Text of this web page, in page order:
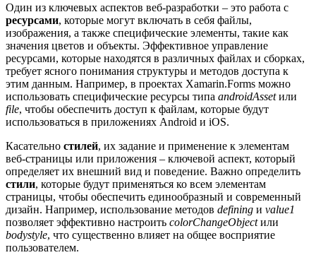
Один из ключевых аспектов веб-разработки – это работа с
ресурсами, которые могут включать в себя файлы,
изображения, а также специфические элементы, такие как
значения цветов и объекты. Эффективное управление
ресурсами, которые находятся в различных файлах и сборках,
требует ясного понимания структуры и методов доступа к
этим данным. Например, в проектах Xamarin.Forms можно
использовать специфические ресурсы типа androidAssetили
file, чтобы обеспечить доступ к файлам, которые будут
использоваться в приложениях Android и iOS.
Касательно стилей, их задание и применение к элементам
веб-страницы или приложения – ключевой аспект, который
определяет их внешний вид и поведение. Важно определить
стили, которые будут применяться ко всем элементам
страницы, чтобы обеспечить единообразный и современный
дизайн. Например, использование методов defining и value1
позволяет эффективно настроить colorChangeObjectили
bodystyle, что существенно влияет на общее восприятие
пользователем.